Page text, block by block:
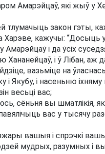
Амарэйцаў, які жыў у
тлумачыць закон гэты,
Харэве, кажучы: “Досыць
Амарэйцаў і да ўсіх
Хананейцаў, і ў Лібан, аж
вазьміце на
Якубу, і насеньню іхняму
весьці вас;
сёньня вы шматлікія, як
вас у тысячу
вашыя і спрэчкі
мудрых, разумных і